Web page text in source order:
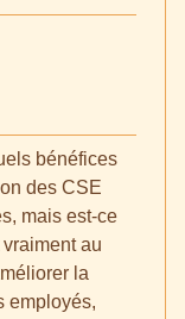
bénéfices
des CSE
mais est-ce
au
la
employés,